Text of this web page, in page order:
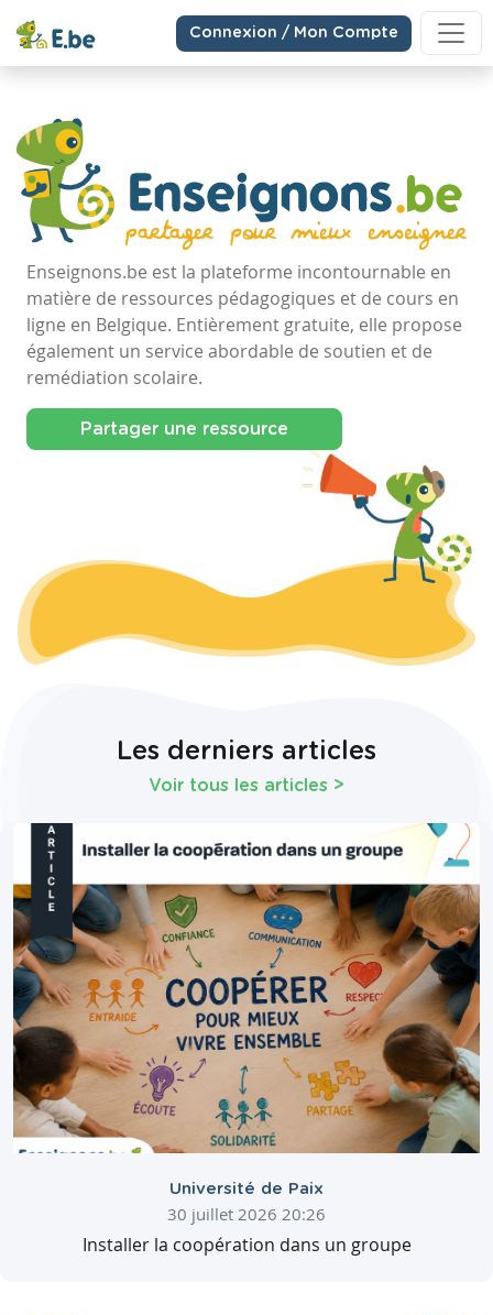
Connexion / Mon Compte
Enseignons.be est la plateforme incontournable en
matière de ressources pédagogiques et de cours en
ligne en Belgique. Entièrement gratuite, elle propose
également un service abordable de soutien et de
remédiation scolaire.
Partager une ressource
Les derniers articles
Voir tous les articles >
Université de Paix
30 juillet 2026 20:26
Installer la coopération dans un groupe